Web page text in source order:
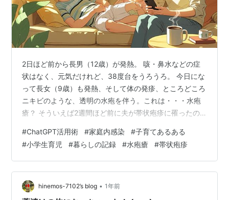
2日ほど前から長男（12歳）が発熱。 咳・鼻水などの症
状はなく、元気だけれど、38度台をうろうろ。 今日にな
って長女（9歳）も発熱、そして体の発疹、ところどころ
ニキビのような、透明の水疱を伴う。これは・・・水疱
瘡？ そういえば2週間ほど前に夫が帯状疱疹に罹ったの
ChatGPTに入力したら、「水疱瘡の可能性が極めて強い
です」との結論。 朝一で小児科に電話をしてから、診察
まで車で待機。 診断結果は、やっぱり「水疱瘡」。先生
曰く、 「夫の帯状疱疹から2週間後って、教科書に書い
てるレベルでドンピシャやな！」とのこと。 というわけ
で、帯状疱疹が子供に移るとは思…
#ChatGPT活用術 #家庭内感染 #子育てあるある
#小学生育児 #暮らしの記録 #水疱瘡 #帯状疱疹
hinemos-7102’s blog • 1年前